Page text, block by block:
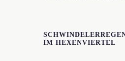
IM HEXENVIERTEL